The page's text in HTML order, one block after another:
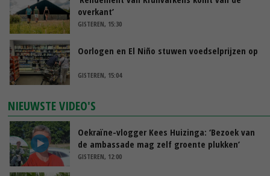
overkant’
GISTEREN, 15:30
Oorlogen en El Niño stuwen voedselprijzen op
GISTEREN, 15:04
NIEUWSTE VIDEO'S
Oekraïne-vlogger Kees Huizinga: ‘Bezoek van
de ambassade mag zelf groente plukken’
GISTEREN, 12:00